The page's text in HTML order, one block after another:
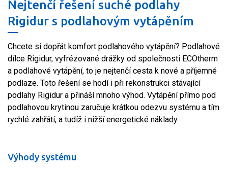
Nejtenčí řešení suché podlahy
Rigidur s podlahovým vytápěním
Chcete si dopřát komfort podlahového vytápění? Podlahové
dílce Rigidur, vyfrézované drážky od společnosti ECOtherm
a podlahové vytápění, to je nejtenčí cesta k nové a příjemné
podlaze. Toto řešení se hodí i při rekonstrukci stávající
podlahy Rigidur a přináší mnoho výhod. Vytápění přímo pod
podlahovou krytinou zaručuje krátkou odezvu systému a tím
rychlé zahřátí, a tudíž i nižší energetické náklady.
Výhody systému